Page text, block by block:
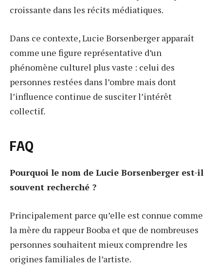
croissante dans les récits médiatiques.
Dans ce contexte, Lucie Borsenberger apparaît
comme une figure représentative d’un
phénomène culturel plus vaste : celui des
personnes restées dans l’ombre mais dont
l’influence continue de susciter l’intérêt
collectif.
FAQ
Pourquoi le nom de Lucie Borsenberger est-il
souvent recherché ?
Principalement parce qu’elle est connue comme
la mère du rappeur Booba et que de nombreuses
personnes souhaitent mieux comprendre les
origines familiales de l’artiste.